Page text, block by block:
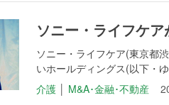
ソニー・ライフケ
ソニー・ライフケア(東京都
いホールディングス(以下・
介護
M&A･金融･不動産